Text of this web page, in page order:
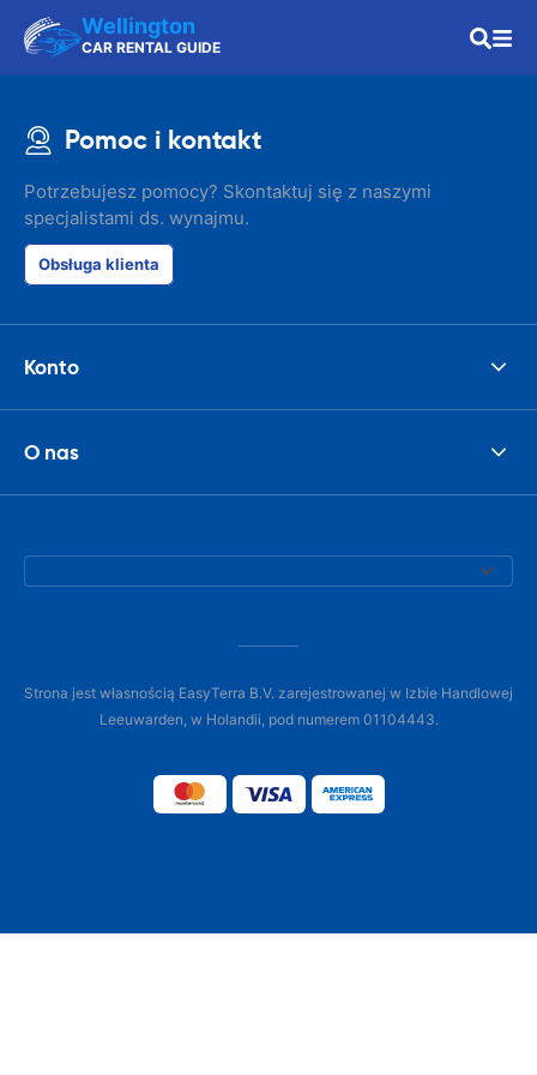
Wellington
CAR RENTAL GUIDE
Pomoc i kontakt
Potrzebujesz pomocy? Skontaktuj się z naszymi
specjalistami ds. wynajmu.
Obsługa klienta
Konto
O nas
Strona jest własnością EasyTerra B.V. zarejestrowanej w Izbie Handlowej
Leeuwarden, w Holandii, pod numerem 01104443.